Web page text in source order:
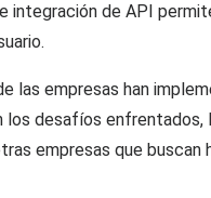
de API
las empresas han
desafíos
empresas que buscan